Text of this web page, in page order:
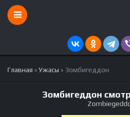
Главная »Ужасы » Зомбигеддон
Зомбигеддон